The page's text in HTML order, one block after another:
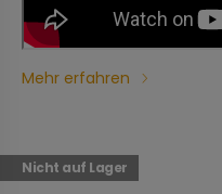
Mehr erfahren
Nicht auf Lager